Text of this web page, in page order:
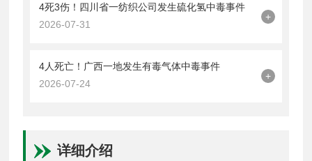
4死3伤！四川省一纺织公司发生硫化氢中毒事件
2026-07-31
+
4人死亡！广西一地发生有毒气体中毒事件
2026-07-24
+
详细介绍